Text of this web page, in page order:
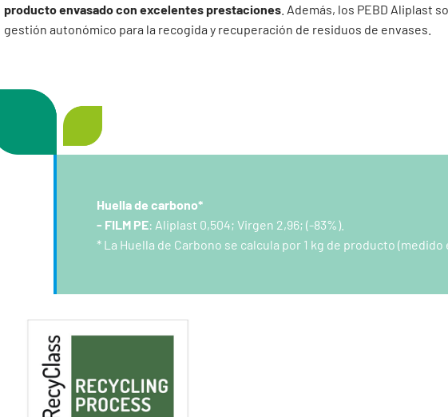
producto envasado con excelentes prestaciones . Además, los PEBD Aliplast
gestión autonómico para la recogida y recuperación de residuos de envases.
Huella de carbono*
- FILM PE: Aliplast 0,504; Virgen 2,96; (-83%).
* La Huella de Carbono se calcula por 1 kg de producto (medido